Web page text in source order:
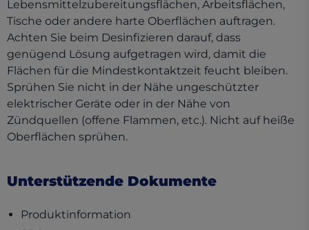
Lebensmittelzubereitungsflächen, Arbeitsflächen,
Tische oder andere harte Oberflächen auftragen.
Achten Sie beim Desinfizieren darauf, dass
genügend Lösung aufgetragen wird, damit die
Flächen für die Mindestkontaktzeit feucht bleiben.
Sprühen Sie nicht in der Nähe ungeschützter
elektrischer Geräte oder in der Nähe von
Zündquellen (offene Flammen, etc.). Nicht auf heiße
Oberflächen sprühen.
Unterstützende Dokumente
Produktinformation